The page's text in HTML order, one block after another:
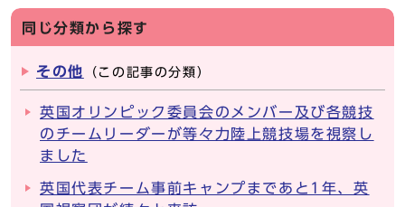
同じ分類から探す
その他 （この記事の分類）
英国オリンピック委員会のメンバー及び各競技
のチームリーダーが等々力陸上競技場を視察し
ました
英国代表チーム事前キャンプまであと1年、英